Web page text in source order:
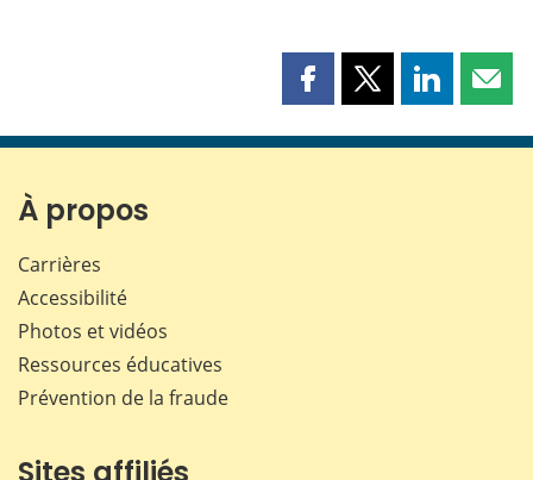
Partager
page
Partager
page
Partager
page page
À propos
Carrières
Accessibilité
Photos et vidéos
Ressources éducatives
Prévention de la fraude